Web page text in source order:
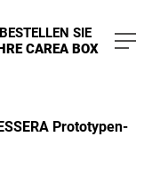
BESTELLEN SIE
CAREA BOX
Prototypen-